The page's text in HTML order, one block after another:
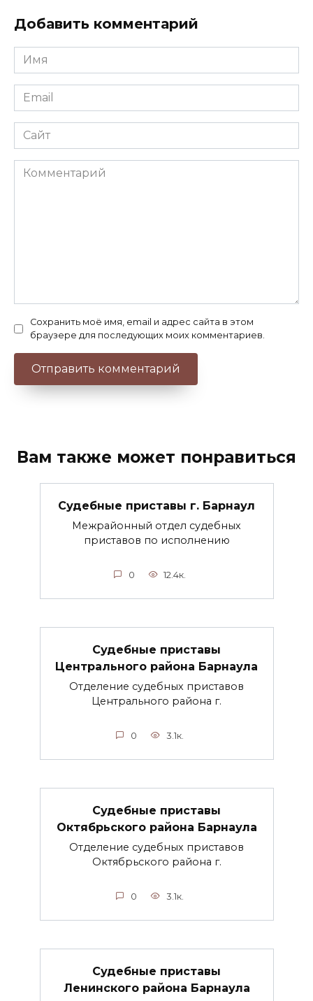
Добавить комментарий
Имя
*
Email
*
Сайт
Комментарий
Сохранить моё имя, email и адрес сайта в этом
браузере для последующих моих комментариев.
Вам также может понравиться
Судебные приставы г. Барнаул
Межрайонный отдел судебных
приставов по исполнению
0 12.4к.
Судебные приставы
Центрального района Барнаула
Отделение судебных приставов
Центрального района г.
0 3.1к.
Судебные приставы
Октябрьского района Барнаула
Отделение судебных приставов
Октябрьского района г.
0 3.1к.
Судебные приставы
Ленинского района Барнаула